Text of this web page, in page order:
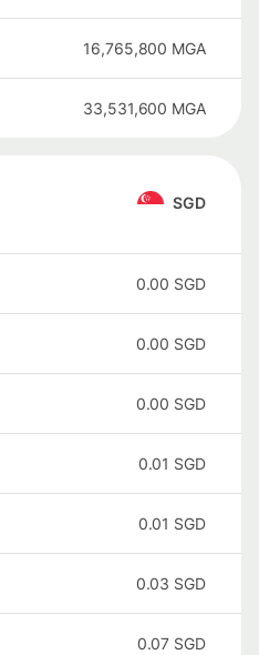
16,765,800 MGA
33,531,600 MGA
SGD
0.00 SGD
0.00 SGD
0.00 SGD
0.01 SGD
0.01 SGD
0.03 SGD
0.07 SGD